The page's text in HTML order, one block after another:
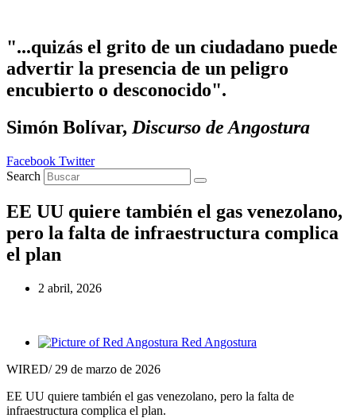
contenido
"...quizás el grito de un ciudadano puede
advertir la presencia de un peligro
encubierto o desconocido".
Simón Bolívar, Discurso de Angostura
Facebook Twitter
Search
EE UU quiere también el gas venezolano,
pero la falta de infraestructura complica
el plan
2 abril, 2026
Red Angostura
WIRED/ 29 de marzo de 2026
EE UU quiere también el gas venezolano, pero la falta de
infraestructura complica el plan.